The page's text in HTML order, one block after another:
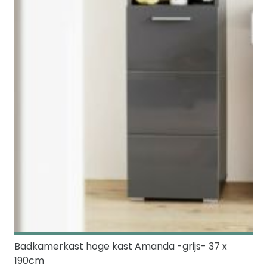
Badkamerkast hoge kast Amanda -grijs- 37 x
190cm